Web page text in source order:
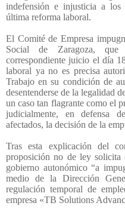
indefensión e injusticia a los
última reforma laboral.
El Comité de Empresa
Social de Zaragoza,
correspondiente juicio el día
laboral ya no es precisa
Trabajo en su condición de
desentenderse de la legalidad
un caso tan flagrante como el
judicialmente, en defensa
afectados, la decisión de la
Tras esta explicación del
proposición no de ley solicita
gobierno autonómico “a
medio de la Dirección
regulación temporal de
empresa «TB Solutions